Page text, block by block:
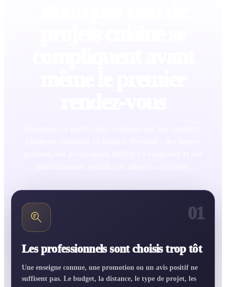
01
Les professionnels sont choisis trop tôt
Une enseigne connue, une promotion ou un avis positif ne
suffisent pas. Le budget, la distance, le type de projet, les